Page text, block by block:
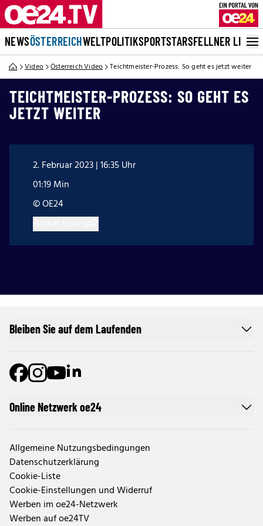
NEWSÖSTERREICHWELTPOLITIKSPORTSTARSFELLNER LIVE
Video Österreich Video Teichtmeister-Prozess: So geht es jetzt weiter
TEICHTMEISTER-PROZESS: SO GEHT ES
JETZT WEITER
2. Februar 2023 | 16:35 Uhr
01:19 Min
© OE24
Online Netzwerk oe24
Allgemeine Nutzungsbedingungen
Datenschutzerklärung
Cookie-Liste
Cookie-Einstellungen und Widerruf
Werben im oe24-Netzwerk
Werben auf oe24TV
Bleiben Sie auf dem Laufenden